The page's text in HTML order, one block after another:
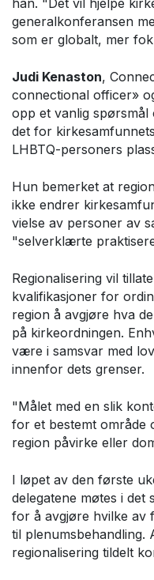
generalkonferansen
som er globalt, mer
Judi Kenaston,
connectional officer»
opp et vanlig
det for
LHBTQ-personers
Hun bemerket at
ikke endrer
vielse av personer av
"selverklærte
Regionalisering vil
kvalifikasjoner for
region å avgjøre hva
på kirkeordningen.
være i samsvar med
innenfor dets grenser.
"Målet med en slik
for et bestemt område
region påvirke eller
I løpet av den første
delegatene møtes i det
for å avgjøre hvilke av
til plenumsbehandling.
regionalisering tildelt